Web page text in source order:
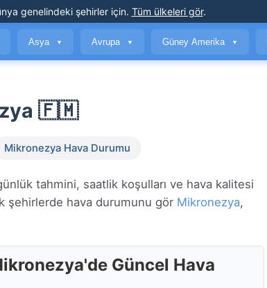
genelindeki şehirler için. Tüm ülkeleri gör.
Asya ▼ Avrupa ▼ Güney Amerika ▼
🇫🇲
Mikronezya Hava Durumu
tahmini, saatlik koşulları ve hava kalitesi
şehirlerde hava durumunu gör Mikronezya,
Güncel Hava